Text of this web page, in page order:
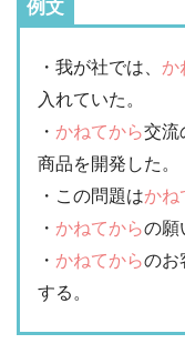
例文
・我が社では、 か
入れていた。
・ かねてから交流
商品を開発した。
・この問題はかね
・ かねてからの願
・ かねてからのお
する。